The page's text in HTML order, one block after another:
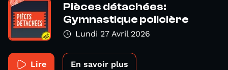
Pièces détachées:
Gymnastique policière
Lundi 27 Avril 2026
Lire En savoir plus